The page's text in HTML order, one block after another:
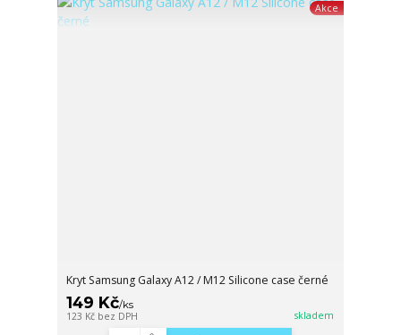
Akce
Kryt Samsung Galaxy A12 / M12 Silicone case černé
149 Kč/ks
123 Kč bez DPH skladem